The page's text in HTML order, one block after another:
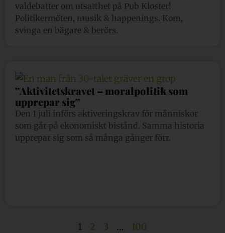
valdebatter om utsatthet på Pub Kloster!
Politikermöten, musik & happenings. Kom,
svinga en bägare & berörs.
”Aktivitetskravet – moralpolitik som
upprepar sig”
Den 1 juli införs aktiveringskrav för människor
som går på ekonomiskt bistånd. Samma historia
upprepar sig som så många gånger förr.
1 2 3 … 100